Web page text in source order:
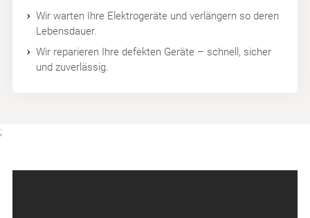
Wir warten Ihre Elektrogeräte und verlängern so deren
Lebensdauer.
Wir reparieren Ihre defekten Geräte – schnell, sicher
und zuverlässig.
;